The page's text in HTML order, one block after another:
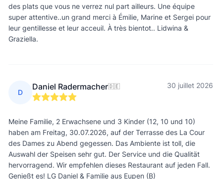
des plats que vous ne verrez nul part ailleurs. Une équipe
super attentive..un grand merci à Émilie, Marine et Sergei pour
leur gentillesse et leur acceuil. À très bientot.. Lidwina &
Graziella.
D
Daniel Radermacher🇩🇪 30 juillet 2026
Meine Familie, 2 Erwachsene und 3 Kinder (12, 10 und 10)
haben am Freitag, 30.07.2026, auf der Terrasse des La Cour
des Dames zu Abend gegessen. Das Ambiente ist toll, die
Auswahl der Speisen sehr gut. Der Service und die Qualität
hervorragend. Wir empfehlen dieses Restaurant auf jeden Fall.
Genießt es! LG Daniel & Familie aus Eupen (B)